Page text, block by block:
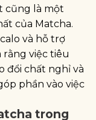
cũng là một
của Matcha.
và hỗ trợ
rằng việc tiêu
đổi chất nghỉ và
phần vào việc
trong